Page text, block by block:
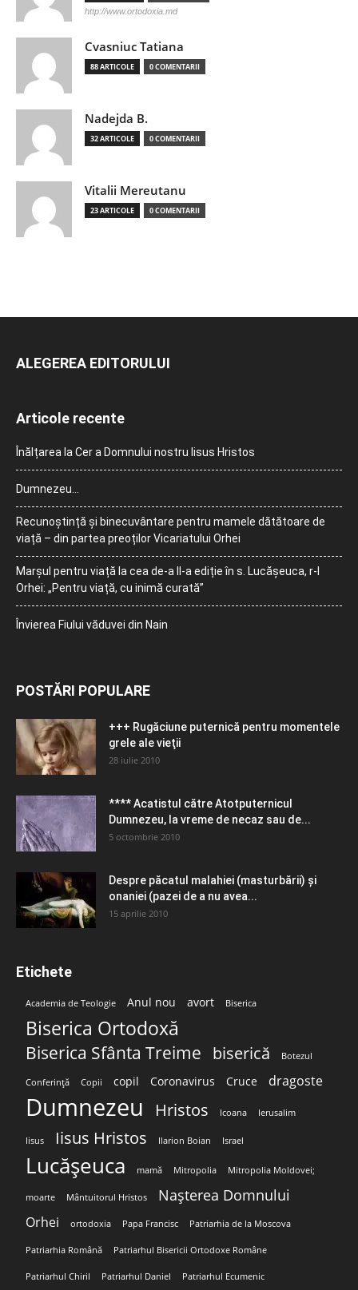
http://www.ortodoxia.md
Cvasniuc Tatiana
88 ARTICOLE 0 COMENTARII
Nadejda B.
32 ARTICOLE 0 COMENTARII
Vitalii Mereutanu
23 ARTICOLE 0 COMENTARII
ALEGEREA EDITORULUI
Articole recente
Înălțarea la Cer a Domnului nostru Iisus Hristos
Dumnezeu…
Recunoștință și binecuvântare pentru mamele dătătoare de
viață – din partea preoților Vicariatului Orhei
Marșul pentru viață la cea de-a II-a ediție în s. Lucășeuca, r-l
Orhei: „Pentru viață, cu inimă curată”
Învierea Fiului văduvei din Nain
POSTĂRI POPULARE
+++ Rugăciune puternică pentru momentele
grele ale vieţii
28 iulie 2010
**** Acatistul către Atotputernicul
Dumnezeu, la vreme de necaz sau de...
5 octombrie 2010
Despre păcatul malahiei (masturbării) şi
onaniei (pazei de a nu avea...
15 aprilie 2010
Etichete
Academia de Teologie Anul nou avort Biserica
Biserica Ortodoxă
Biserica Sfânta Treime biserică Botezul
Conferință Copii copil Coronavirus Cruce dragoste
Dumnezeu Hristos Icoana Ierusalim
Iisus Iisus Hristos Ilarion Boian Israel
Lucășeuca mamă Mitropolia Mitropolia Moldovei;
moarte Mântuitorul Hristos Nașterea Domnului
Orhei ortodoxia Papa Francisc Patriarhia de la Moscova
Patriarhia Română Patriarhul Bisericii Ortodoxe Române
Patriarhul Chiril Patriarhul Daniel Patriarhul Ecumenic